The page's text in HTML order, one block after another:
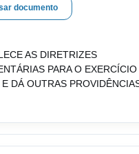
documento
AS DIRETRIZES
PARA O EXERCÍCIO
DÁ OUTRAS